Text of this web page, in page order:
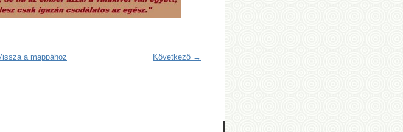
Következő →
a mappához